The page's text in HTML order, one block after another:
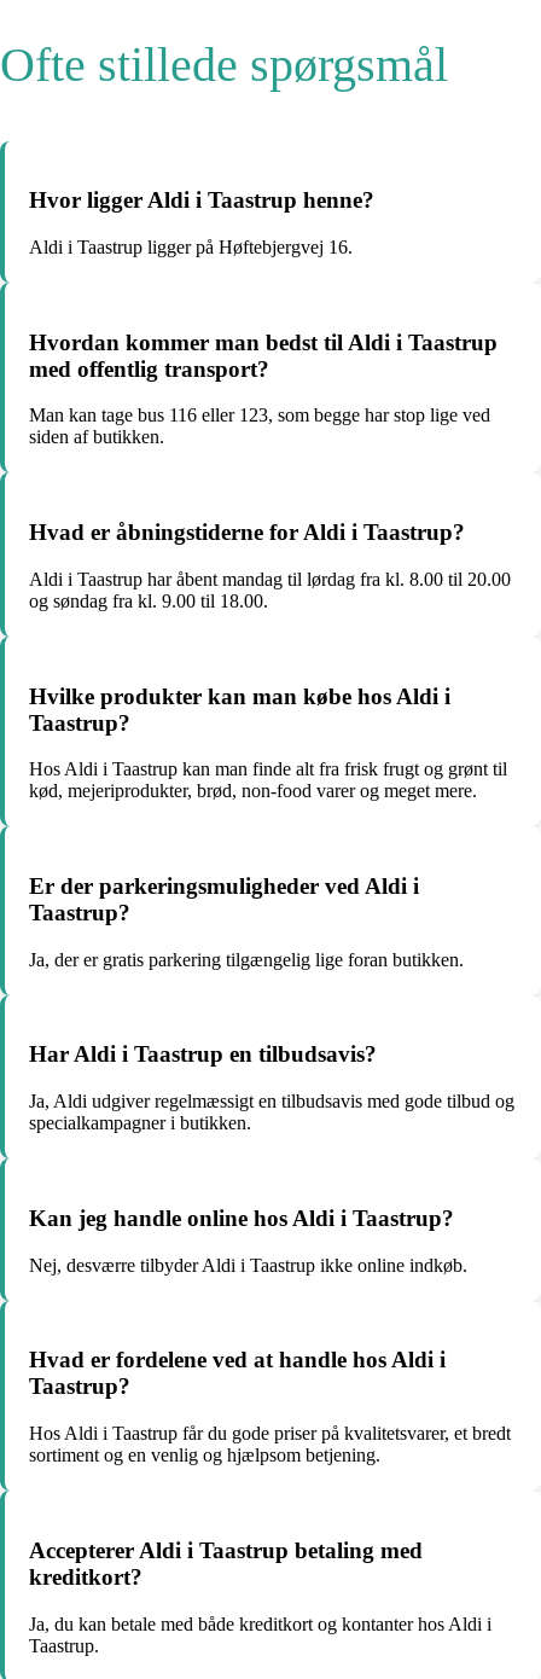
Ofte stillede spørgsmål
Hvor ligger Aldi i Taastrup henne?
Aldi i Taastrup ligger på Høftebjergvej 16.
Hvordan kommer man bedst til Aldi i Taastrup
med offentlig transport?
Man kan tage bus 116 eller 123, som begge har stop lige ved
siden af butikken.
Hvad er åbningstiderne for Aldi i Taastrup?
Aldi i Taastrup har åbent mandag til lørdag fra kl. 8.00 til 20.00
og søndag fra kl. 9.00 til 18.00.
Hvilke produkter kan man købe hos Aldi i
Taastrup?
Hos Aldi i Taastrup kan man finde alt fra frisk frugt og grønt til
kød, mejeriprodukter, brød, non-food varer og meget mere.
Er der parkeringsmuligheder ved Aldi i
Taastrup?
Ja, der er gratis parkering tilgængelig lige foran butikken.
Har Aldi i Taastrup en tilbudsavis?
Ja, Aldi udgiver regelmæssigt en tilbudsavis med gode tilbud og
specialkampagner i butikken.
Kan jeg handle online hos Aldi i Taastrup?
Nej, desværre tilbyder Aldi i Taastrup ikke online indkøb.
Hvad er fordelene ved at handle hos Aldi i
Taastrup?
Hos Aldi i Taastrup får du gode priser på kvalitetsvarer, et bredt
sortiment og en venlig og hjælpsom betjening.
Accepterer Aldi i Taastrup betaling med
kreditkort?
Ja, du kan betale med både kreditkort og kontanter hos Aldi i
Taastrup.